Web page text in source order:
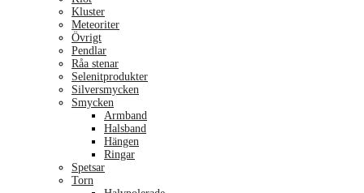
Kluster
Meteoriter
Övrigt
Pendlar
Råa stenar
Selenitprodukter
Silversmycken
Smycken
Armband
Halsband
Hängen
Ringar
Spetsar
Torn